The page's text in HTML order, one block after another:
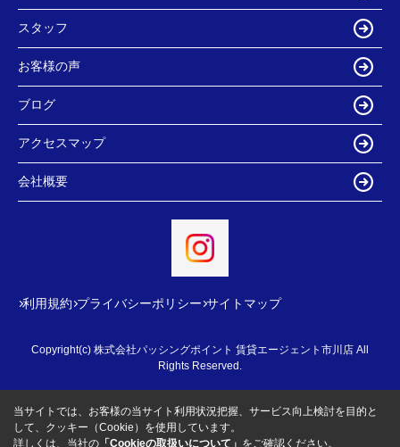
スタッフ
お客様の声
ブログ
アクセスマップ
会社概要
利用規約 プライバシーポリシー サイトマップ
Copyright(c) 株式会社パッシングポイント 賃貸エージェント市川店 All
Rights Reserved.
当サイトでは、お客様の当サイト利用状況把握、サービス向上検討を目的と
して、クッキー（Cookie）を使用しています。
詳しくは、当社の 「Cookieの取扱いについて」 をご確認ください。